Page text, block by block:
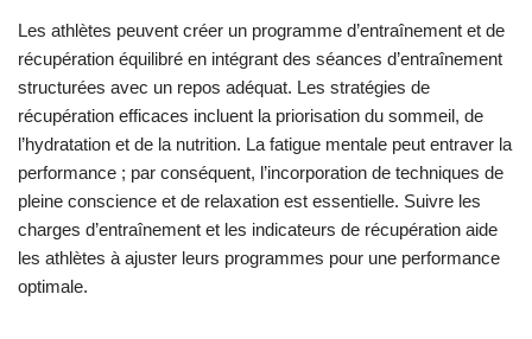
Les athlètes peuvent créer un programme d’entraînement et de
récupération équilibré en intégrant des séances d’entraînement
structurées avec un repos adéquat. Les stratégies de
récupération efficaces incluent la priorisation du sommeil, de
l’hydratation et de la nutrition. La fatigue mentale peut entraver la
performance ; par conséquent, l’incorporation de techniques de
pleine conscience et de relaxation est essentielle. Suivre les
charges d’entraînement et les indicateurs de récupération aide
les athlètes à ajuster leurs programmes pour une performance
optimale.